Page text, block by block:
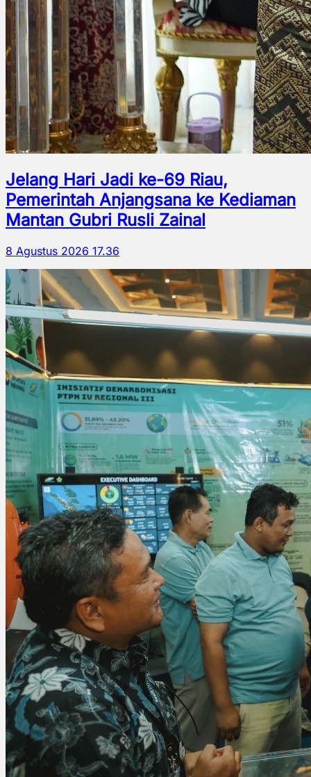
Jelang Hari Jadi ke-69 Riau,
Pemerintah Anjangsana ke Kediaman
Mantan Gubri Rusli Zainal
8 Agustus 2026 17.36